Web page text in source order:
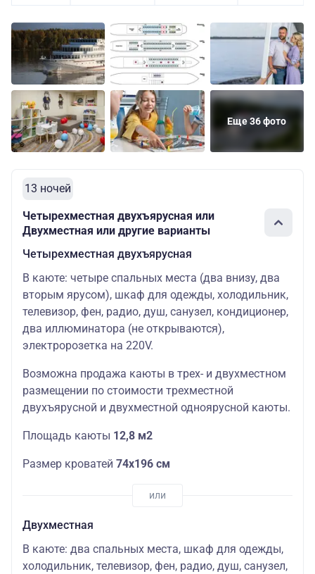
Еще 36 фото
13 ночей
Четырехместная двухъярусная или
Двухместная или другие варианты
Четырехместная двухъярусная
В каюте: четыре спальных места (два внизу, два
вторым ярусом), шкаф для одежды, холодильник,
телевизор, фен, радио, душ, санузел, кондиционер,
два иллюминатора (не открываются),
электророзетка на 220V.
Возможна продажа каюты в трех- и двухместном
размещении по стоимости трехместной
двухъярусной и двухместной одноярусной каюты.
Площадь каюты 12,8 м2
Размер кроватей 74х196 см
Двухместная
В каюте: два спальных места, шкаф для одежды,
холодильник, телевизор, фен, радио, душ, санузел,